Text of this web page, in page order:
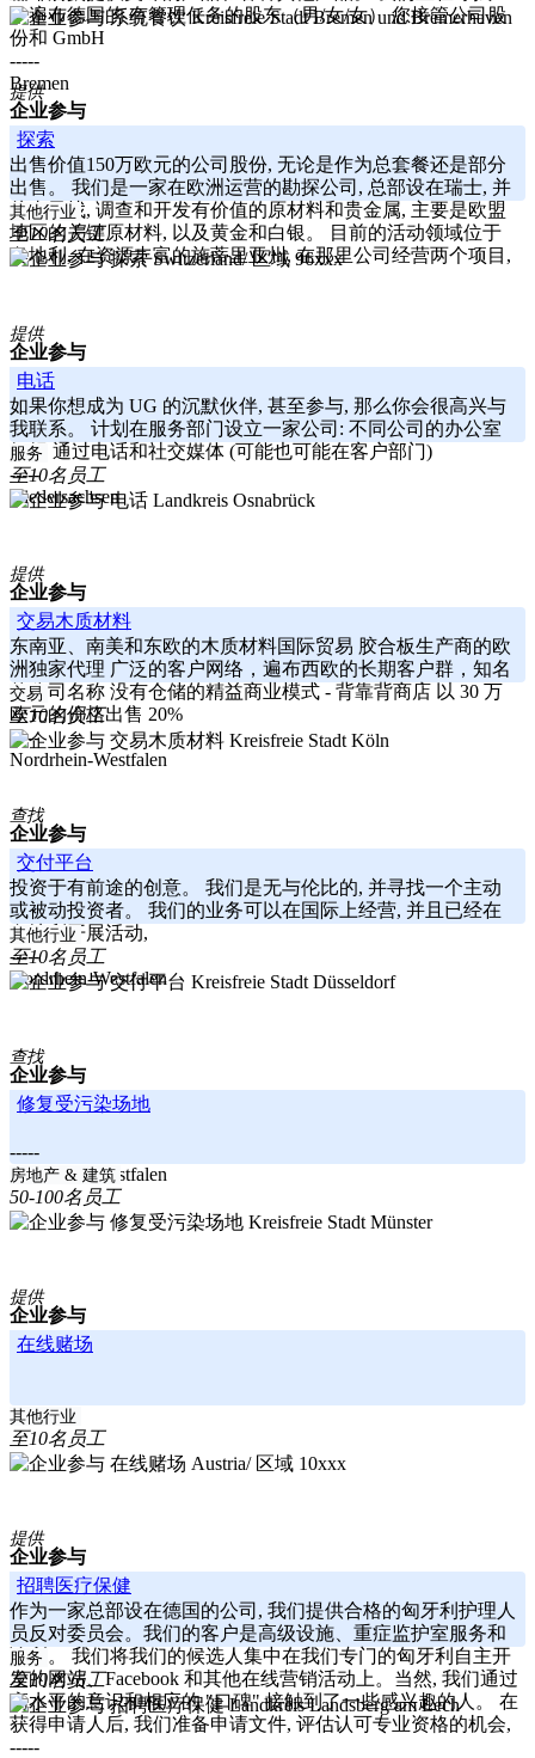
个遍布德国的 有管理任务的股东（男/女/女） 您接管公司股
份和 GmbH
-----
Bremen
Kreisfreie Stadt Bremen und Bremerhaven
提供
企业参与
探索
出售价值150万欧元的公司股份, 无论是作为总套餐还是部分
出售。 我们是一家在欧洲运营的勘探公司, 总部设在瑞士, 并
从事寻找, 调查和开发有价值的原材料和贵金属, 主要是欧盟
地区的关键原材料, 以及黄金和白银。 目前的活动领域位于
奥地利, 在资源丰富的施蒂里亚州, 在那里公司经营两个项目,
其他行业
至10名员工
Switzerland/ 区域 96xxx
提供
企业参与
电话
如果你想成为 UG 的沉默伙伴, 甚至参与, 那么你会很高兴与
我联系。 计划在服务部门设立一家公司: 不同公司的办公室
组织 通过电话和社交媒体 (可能也可能在客户部门)
-----
Niedersachsen
服务
至10名员工
Landkreis Osnabrück
提供
企业参与
交易木质材料
东南亚、南美和东欧的木质材料国际贸易 胶合板生产商的欧
洲独家代理 广泛的客户网络，遍布西欧的长期客户群，知名
的公司名称 没有仓储的精益商业模式 - 背靠背商店 以 30 万
欧元的价格出售 20%
-----
Nordrhein-Westfalen
交易
至10名员工
Kreisfreie Stadt Köln
查找
企业参与
交付平台
投资于有前途的创意。 我们是无与伦比的, 并寻找一个主动
或被动投资者。 我们的业务可以在国际上经营, 并且已经在
奥地利开展活动,
-----
Nordrhein-Westfalen
其他行业
至10名员工
Kreisfreie Stadt Düsseldorf
查找
企业参与
修复受污染场地
-----
Nordrhein-Westfalen
房地产 & 建筑
50-100名员工
Kreisfreie Stadt Münster
提供
企业参与
在线赌场
其他行业
至10名员工
Austria/ 区域 10xxx
提供
企业参与
招聘医疗保健
作为一家总部设在德国的公司, 我们提供合格的匈牙利护理人
员反对委员会。我们的客户是高级设施、重症监护室服务和
诊所。 我们将我们的候选人集中在我们专门的匈牙利自主开
发的网站、Facebook 和其他在线营销活动上。当然, 我们通过
高水平的意识和相应的 "口碑" 接触到了一些感兴趣的人。 在
获得申请人后, 我们准备申请文件, 评估认可专业资格的机会,
-----
服务
至10名员工
Landkreis Landsberg am Lech